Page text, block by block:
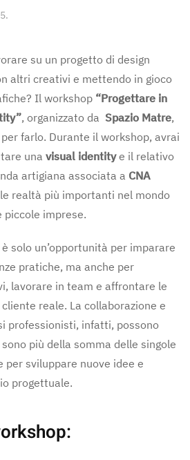
.
su un progetto di design
altri creativi e mettendo in gioco
Il workshop “Progettare in
, organizzato da Spazio Matre,
farlo. Durante il workshop, avrai
una visual identitye il relativo
artigiana associata a CNA
realtà più importanti nel mondo
imprese.
solo un’opportunità per imparare
pratiche, ma anche per
lavorare in team e affrontare le
reale. La collaborazione e
professionisti, infatti, possono
più della somma delle singole
per sviluppare nuove idee e
progettuale.